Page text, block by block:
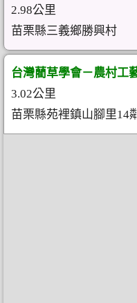
2.98公里
苗栗縣三義鄉勝興村
台灣藺草學會－農村工
3.02公里
苗栗縣苑裡鎮山腳里14